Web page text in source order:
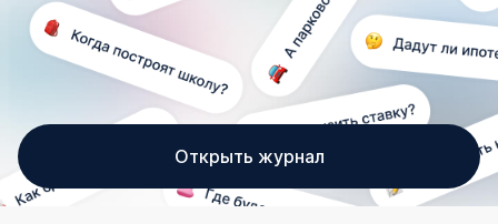
Открыть журнал